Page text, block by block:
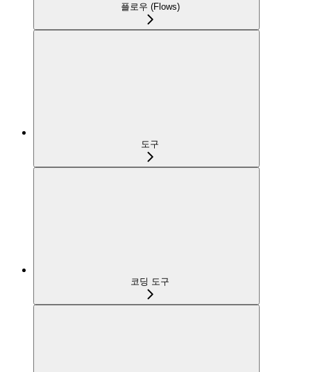
플로우 (Flows)
도구
코딩 도구